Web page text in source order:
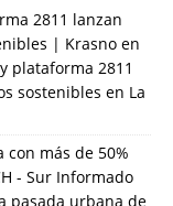
2811 lanzan
| Krasno en
plataforma 2811
sostenibles en La
más de 50%
- Sur Informado
pasada urbana de